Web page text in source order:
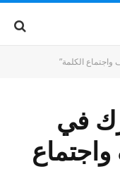
مشارك في